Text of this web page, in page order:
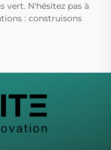
vert. N'hésitez pas à
: construisons